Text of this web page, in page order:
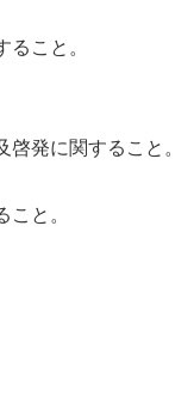
こと。
発に関すること。
と。